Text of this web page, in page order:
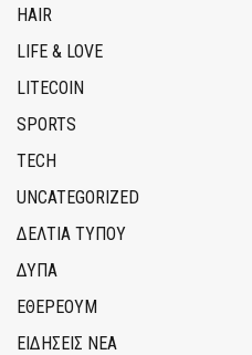
HAIR
LIFE & LOVE
LITECOIN
SPORTS
TECH
UNCATEGORIZED
ΔΕΛΤΙΑ ΤΥΠΟΥ
ΔΥΠΑ
ΕΘΈΡΕΟΥΜ
ΕΙΔΗΣΕΙΣ ΝΕΑ